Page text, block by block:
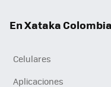
En Xataka
Celulares
Aplicaciones